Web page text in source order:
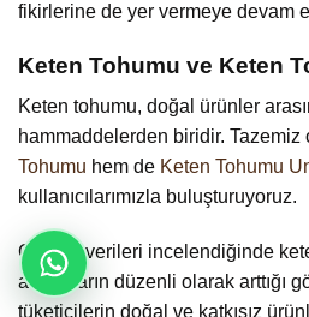
fikirlerine de yer vermeye devam
Keten Tohumu ve Keten
Keten tohumu, doğal ürünler
hammaddelerden biridir. Tazemiz
Tohumu hem de Keten Tohumu
kullanıcılarımızla buluşturuyoruz.
Google verileri incelendiğinde
aramaların düzenli olarak arttığı
tüketicilerin doğal ve katkısız